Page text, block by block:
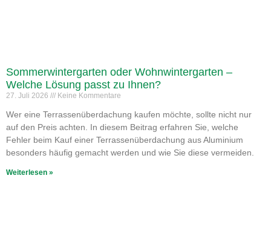
Sommerwintergarten oder Wohnwintergarten –
Welche Lösung passt zu Ihnen?
27. Juli 2026 Keine Kommentare
Wer eine Terrassenüberdachung kaufen möchte, sollte nicht nur
auf den Preis achten. In diesem Beitrag erfahren Sie, welche
Fehler beim Kauf einer Terrassenüberdachung aus Aluminium
besonders häufig gemacht werden und wie Sie diese vermeiden.
Weiterlesen »